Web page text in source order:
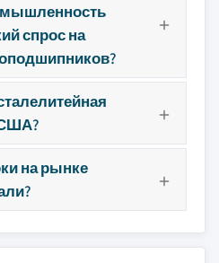
спрос на
на рынке